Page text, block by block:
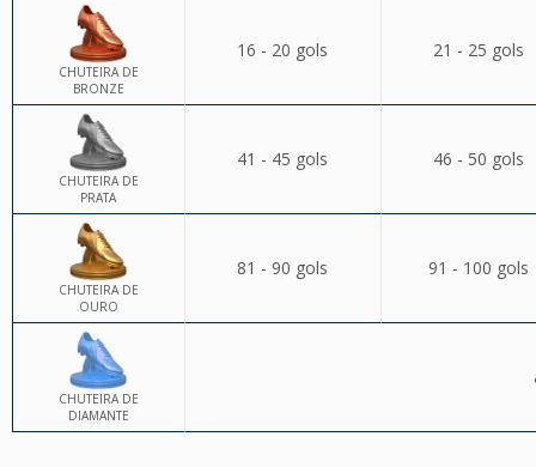
CHUTEIRA DE
BRONZE
16 - 20 gols 21 - 25 gols
CHUTEIRA DE
PRATA
41 - 45 gols 46 - 50 gols
CHUTEIRA DE
OURO
81 - 90 gols 91 - 100 gols
CHUTEIRA DE
DIAMANTE